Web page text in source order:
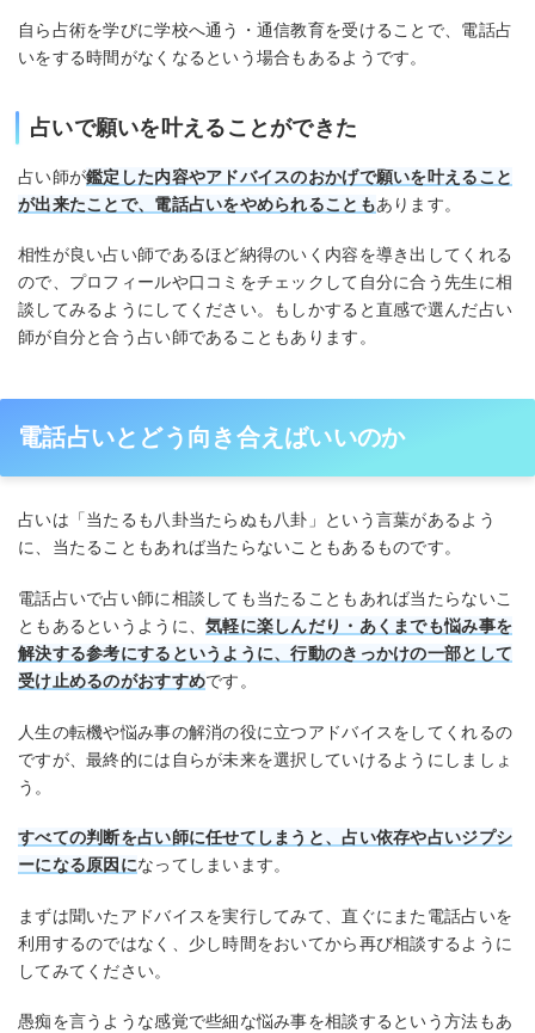
自ら占術を学びに学校へ通う・通信教育を受けることで、電話占
いをする時間がなくなるという場合もあるようです。
占いで願いを叶えることができた
占い師が鑑定した内容やアドバイスのおかげで願いを叶えること
が出来たことで、電話占いをやめられることもあります。
相性が良い占い師であるほど納得のいく内容を導き出してくれる
ので、プロフィールや口コミをチェックして自分に合う先生に相
談してみるようにしてください。もしかすると直感で選んだ占い
師が自分と合う占い師であることもあります。
電話占いとどう向き合えばいいのか
占いは「当たるも八卦当たらぬも八卦」という言葉があるよう
に、当たることもあれば当たらないこともあるものです。
電話占いで占い師に相談しても当たることもあれば当たらないこ
ともあるというように、気軽に楽しんだり・あくまでも悩み事を
解決する参考にするというように、行動のきっかけの一部として
受け止めるのがおすすめです。
人生の転機や悩み事の解消の役に立つアドバイスをしてくれるの
ですが、最終的には自らが未来を選択していけるようにしましょ
う。
すべての判断を占い師に任せてしまうと、占い依存や占いジプシ
ーになる原因になってしまいます。
まずは聞いたアドバイスを実行してみて、直ぐにまた電話占いを
利用するのではなく、少し時間をおいてから再び相談するように
してみてください。
愚痴を言うような感覚で些細な悩み事を相談するという方法もあ